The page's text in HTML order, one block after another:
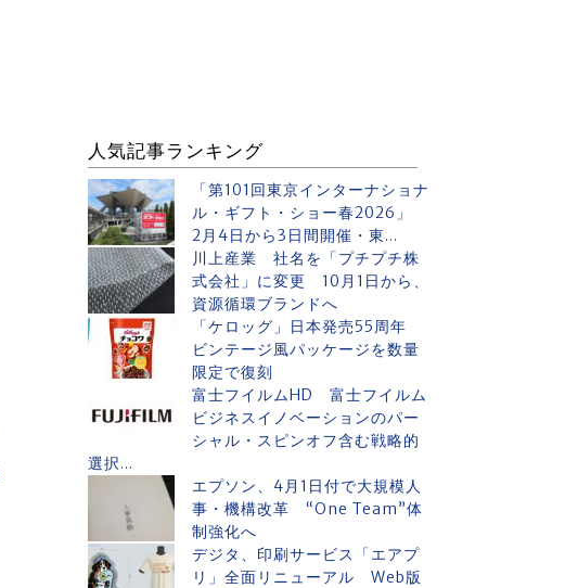
人気記事ランキング
「第101回東京インターナショナ
ル・ギフト・ショー春2026」
2月4日から3日間開催・東...
川上産業 社名を「プチプチ株
式会社」に変更 10月1日から、
資源循環ブランドへ
「ケロッグ」日本発売55周年
ビンテージ風パッケージを数量
限定で復刻
富士フイルムHD 富士フイルム
ビジネスイノベーションのパー
シャル・スピンオフ含む戦略的
選択...
エプソン、4月1日付で大規模人
事・機構改革 “One Team”体
制強化へ
デジタ、印刷サービス「エアプ
リ」全面リニューアル Web版